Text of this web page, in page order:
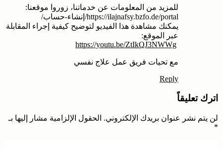
يمكنك مشاهدة هذا الفيديو لتوضيح كيفية إجراء المقابلة
عبر الموقع:
https://youtu.be/ZtIkQJ3NWWg
Reply
اترك تعليقاً
لن يتم نشر عنوان بريدك الإلكتروني. الحقول الإلزامية مشار إليها بـ
*